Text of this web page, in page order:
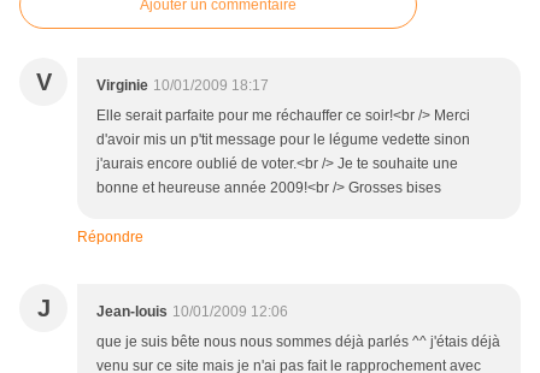
Ajouter un commentaire
V Virginie 10/01/2009 18:17
Elle serait parfaite pour me réchauffer ce soir!<br /> Merci
d'avoir mis un p'tit message pour le légume vedette sinon
j'aurais encore oublié de voter.<br /> Je te souhaite une
bonne et heureuse année 2009!<br /> Grosses bises
Répondre
J Jean-louis 10/01/2009 12:06
que je suis bête nous nous sommes déjà parlés ^^ j'étais déjà
venu sur ce site mais je n'ai pas fait le rapprochement avec